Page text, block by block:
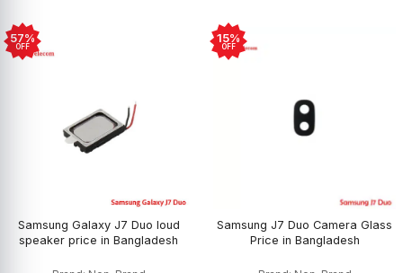
57%
OFF
Samsung Galaxy J7 Duo loud
speaker price in Bangladesh
15%
OFF
Samsung J7 Duo Camera Glass
Price in Bangladesh